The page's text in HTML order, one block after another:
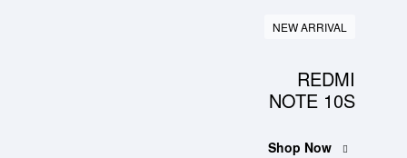
NEW ARRIVAL
REDMI
NOTE 10S
Shop Now